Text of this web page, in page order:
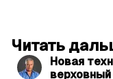
Читать
Новая